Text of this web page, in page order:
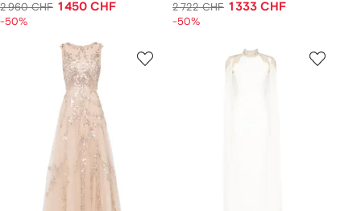
2 960 CHF 1 450 CHF
-50%
2 722 CHF 1 333 CHF
-50%